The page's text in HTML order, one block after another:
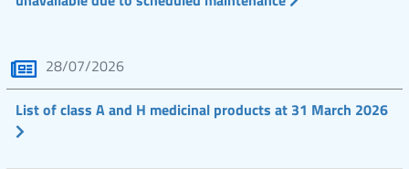
28/07/2026
List of class A and H medicinal products at 31 March 2026